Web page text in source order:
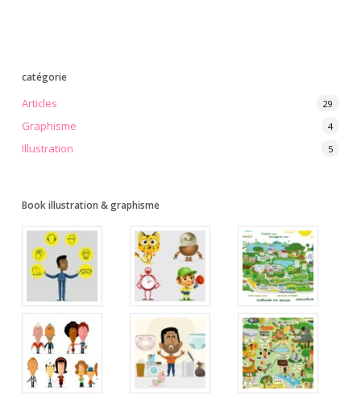
catégorie
Articles 29
Graphisme 4
Illustration 5
Book illustration & graphisme